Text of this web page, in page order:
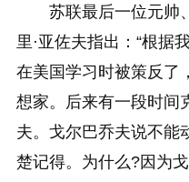
苏联最后一位元帅
里·亚佐夫指出：“根据
在美国学习时被策反了
想家。后来有一段时间
夫。戈尔巴乔夫说不能
楚记得。为什么?因为